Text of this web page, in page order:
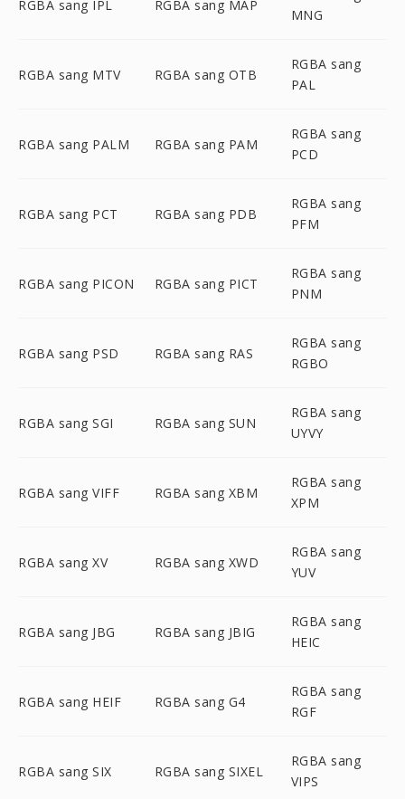
RGBA sang IPL RGBA sang MAP
MNG
RGBA sang MTV RGBA sang OTB
RGBA sang
PAL
RGBA sang PALM RGBA sang PAM
RGBA sang
PCD
RGBA sang PCT RGBA sang PDB
RGBA sang
PFM
RGBA sang PICON RGBA sang PICT
RGBA sang
PNM
RGBA sang PSD RGBA sang RAS
RGBA sang
RGBO
RGBA sang SGI RGBA sang SUN
RGBA sang
UYVY
RGBA sang VIFF RGBA sang XBM
RGBA sang
XPM
RGBA sang XV RGBA sang XWD
RGBA sang
YUV
RGBA sang JBG RGBA sang JBIG
RGBA sang
HEIC
RGBA sang HEIF RGBA sang G4
RGBA sang
RGF
RGBA sang SIX RGBA sang SIXEL
RGBA sang
VIPS